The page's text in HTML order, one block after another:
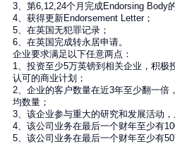
3、第6,12,24个月完成Endorsing Body
4、获得更新Endorsement Letter；
5、在英国无犯罪记录；
6、在英国完成转永居申请。
企业要求满足以下任意两点：
1、投资至少5万英镑到相关企业，积极
认可的商业计划；
2、企业的客户数量在近3年至少翻一倍
均数量；
3、该企业参与重大的研究和发展活动
4、该公司业务在最后一个财年至少有
5、该公司业务在最后一个财年至少有